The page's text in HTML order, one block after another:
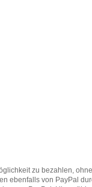
zu bezahlen,
ebenfalls von PayPal